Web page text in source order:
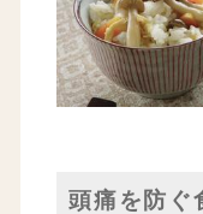
頭痛を防ぐ